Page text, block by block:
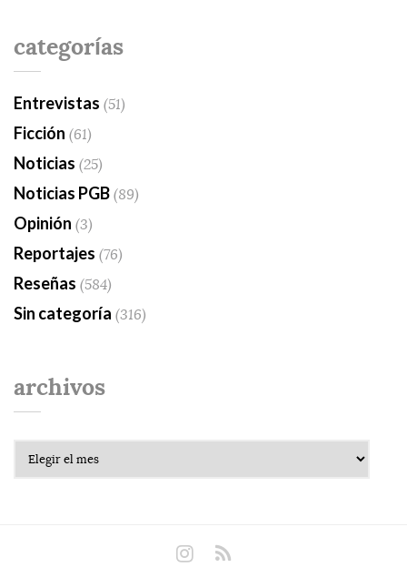
categorías
Entrevistas (51)
Ficción (61)
Noticias (25)
Noticias PGB(89)
Opinión (3)
Reportajes (76)
Reseñas (584)
Sin categoría (316)
archivos